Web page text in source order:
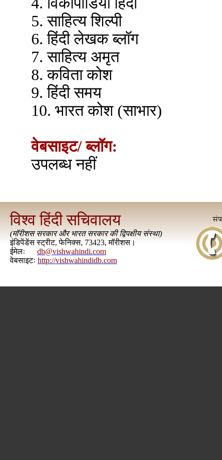
5. साहित्य शिल्पी
6. हिंदी लेखक ब्लॉग
7. साहित्य अमृत
8. कविता कोश
9. हिंदी समय
10. भारत कोश (साभार)
वेबसाइट/ ब्लॉग:
उपलब्ध नहीं
विश्व हिंदी सचिवालय
(मॉरीशस सरकार और भारत सरकार की द्विपक्षीय संस्था)
इंडिपेंडेंस स्ट्रीट, फेनिक्स, 73423, मॉरीशस।
ईमेलः
db@vishwahindi.com
वेबसाइटः http://vishwahindidb.com